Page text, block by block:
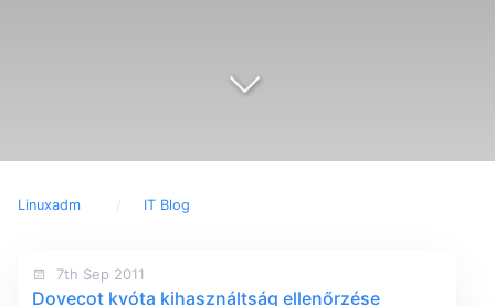
Linuxadm IT Blog
7th Sep 2011
Dovecot kvóta kihasználtság ellenőrzése